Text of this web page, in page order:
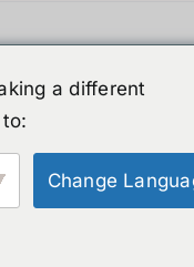
&
C.
วกับเรา
Ban
a different
Change